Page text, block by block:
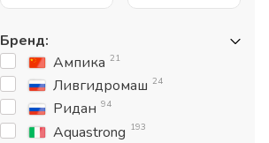
Бренд:
Ампика 21
Ливгидромаш 24
Ридан 94
Aquastrong 193